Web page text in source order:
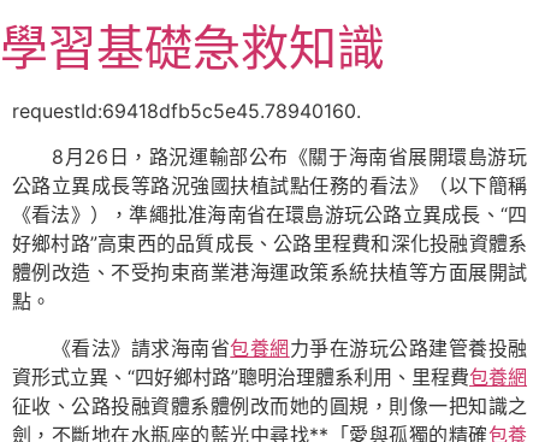
至
主
學習基礎急救知識
requestId:69418dfb5c5e45.78940160.
8月26日，路況運輸部公布《關于海南省展開環島游玩
公路立異成長等路況強國扶植試點任務的看法》（以下簡稱
《看法》），準繩批准海南省在環島游玩公路立異成長、“四
好鄉村路”高東西的品質成長、公路里程費和深化投融資體系
體例改造、不受拘束商業港海運政策系統扶植等方面展開試
點。
《看法》請求海南省包養網力爭在游玩公路建管養投融
資形式立異、“四好鄉村路”聰明治理體系利用、里程費包養網
征收、公路投融資體系體例改而她的圓規，則像一把知識之
劍，不斷地在水瓶座的藍光中尋找**「愛與孤獨的精確包養